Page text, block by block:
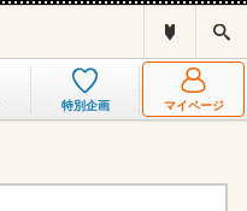
リ
ス
と
索
特別企画 マイページ